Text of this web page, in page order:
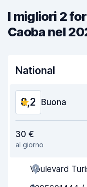
I migliori 2
Caoba nel
National
8,2 Buona
Facile da trovare
Gentilezza degli
30 €
al giorno
Voulevard